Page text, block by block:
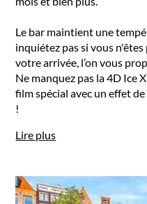
Le bar maintient une
inquiétez pas si vous
votre arrivée, l’on vous
Ne manquez pas la 4D Ice
film spécial avec un effet
!
Lire plus